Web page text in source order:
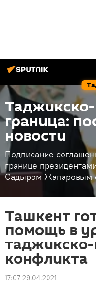
граница:
новости
Подписание
границе
Садыром Жапаровым
Ташкент
помощь в
конфликта
17:07 29.04.2021